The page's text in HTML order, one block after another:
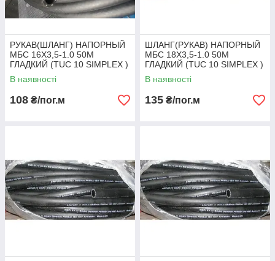
РУКАВ(ШЛАНГ) НАПОРНЫЙ
МБС 16Х3,5-1.0 50М
ГЛАДКИЙ (TUC 10 SIMPLEX )
В наявності
108 ₴/пог.м
ШЛАНГ(РУКАВ) НАПОРНЫЙ
МБС 18Х3,5-1.0 50М
ГЛАДКИЙ (TUC 10 SIMPLEX )
В наявності
135 ₴/пог.м